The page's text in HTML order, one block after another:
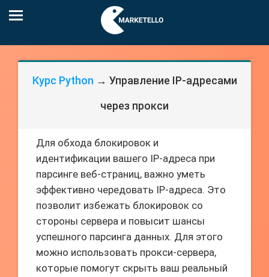
Курс Python → Управление IP-адресами
через прокси
Для обхода блокировок и
идентификации вашего IP-адреса при
парсинге веб-страниц, важно уметь
эффективно чередовать IP-адреса. Это
позволит избежать блокировок со
стороны сервера и повысит шансы
успешного парсинга данных. Для этого
можно использовать прокси-сервера,
которые помогут скрыть ваш реальный